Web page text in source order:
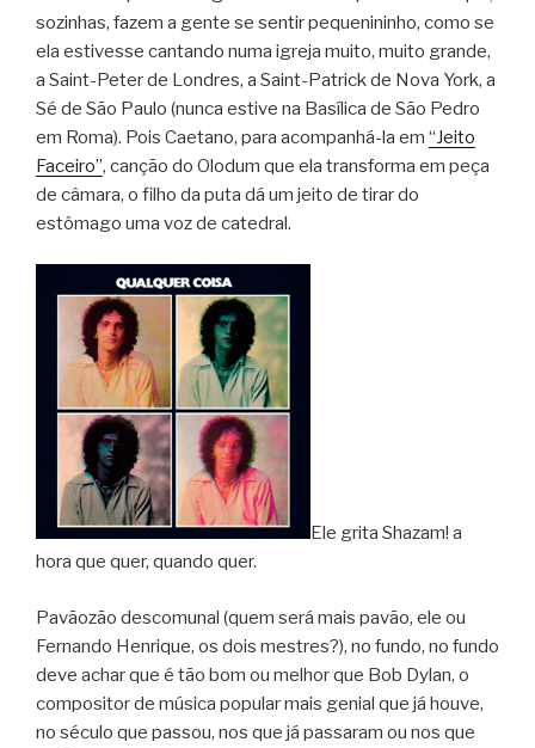
sozinhas, fazem a gente se sentir pequenininho, como se
ela estivesse cantando numa igreja muito, muito grande,
a Saint-Peter de Londres, a Saint-Patrick de Nova York, a
Sé de São Paulo (nunca estive na Basílica de São Pedro
em Roma). Pois Caetano, para acompanhá-la em “Jeito
Faceiro”, canção do Olodum que ela transforma em peça
de câmara, o filho da puta dá um jeito de tirar do
estômago uma voz de catedral.
Ele grita Shazam! a
hora que quer, quando quer.
Pavãozão descomunal (quem será mais pavão, ele ou
Fernando Henrique, os dois mestres?), no fundo, no fundo
deve achar que é tão bom ou melhor que Bob Dylan, o
compositor de música popular mais genial que já houve,
no século que passou, nos que já passaram ou nos que